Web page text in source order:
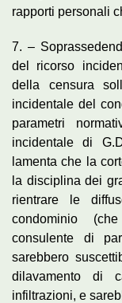
rapporti personali
7. –
del ricorso
della censura
incidentale del
parametri
incidentale di
lamenta che la
la disciplina dei
rientrare le
condominio
consulente di
sarebbero
dilavamento di
infiltrazioni, e